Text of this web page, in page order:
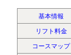
基本情報
リフト料金
コースマップ